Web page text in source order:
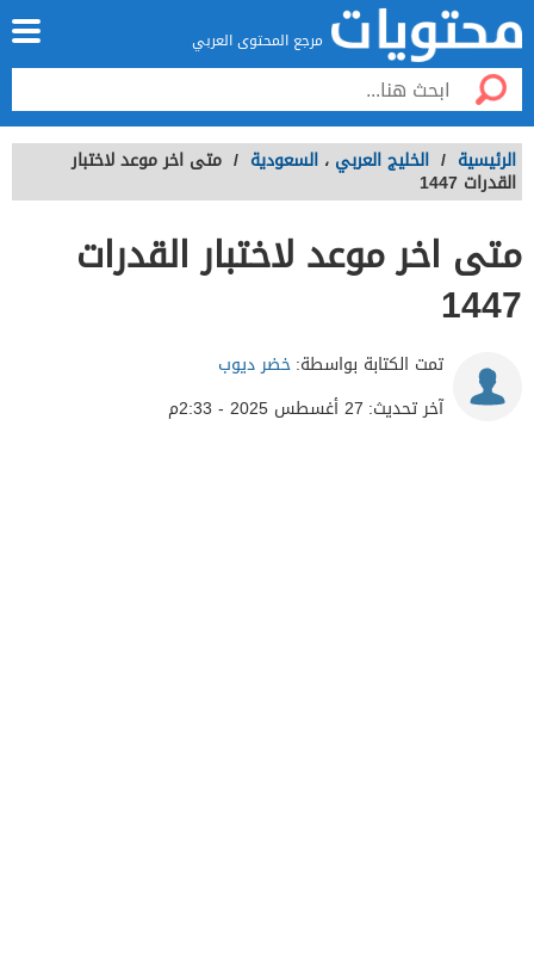
مرجع المحتوى العربي
الرئيسية / الخليج العربي ، السعودية / متى اخر موعد لاختبار
القدرات 1447
متى اخر موعد لاختبار القدرات
1447
تمت الكتابة بواسطة:خضر ديوب
آخر تحديث: 27 أغسطس 2025 - 2:33م